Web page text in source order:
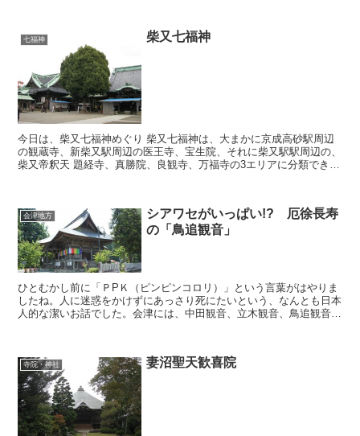
七福神 柴又七福神
今日は、柴又七福神めぐり 柴又七福神は、大まかに京成高砂駅周辺
の観蔵寺、新柴又駅周辺の医王寺、宝生院、それに柴又駅駅周辺の、
柴又帝釈天 題経寺、真勝院、良観寺、万福寺の3エリアに分類でき、
会津地方
シアワセがいっぱい!? 厄徐長寿
の「鳥追観音」
ひとむかし前に「ＰPＫ（ピンピンコロリ）」という言葉がはやりま
したね。人に迷惑をかけずにあっさり死にたいという、なんとも日本
人的な潔いお話でした。会津には、中田観音、立木観音、鳥追観音の
寺院・神社 妻沼聖天歓喜院